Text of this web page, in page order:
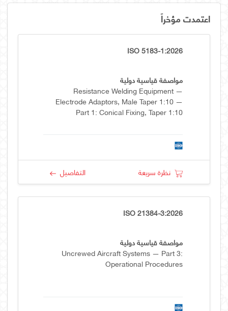
اعتمدت مؤخراً
ISO 5183-1:2026
مواصفة قياسية دولية
Resistance Welding Equipment —
Electrode Adaptors, Male Taper 1:10 —
Part 1: Conical Fixing, Taper 1:10
نظرة سريعة التفاصيل
ISO 21384-3:2026
مواصفة قياسية دولية
Uncrewed Aircraft Systems — Part 3:
Operational Procedures